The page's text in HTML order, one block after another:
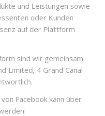
und Leistungen sowie
oder Kunden
auf der Plattform
sind wir gemeinsam
Limited, 4 Grand Canal
Facebook kann über